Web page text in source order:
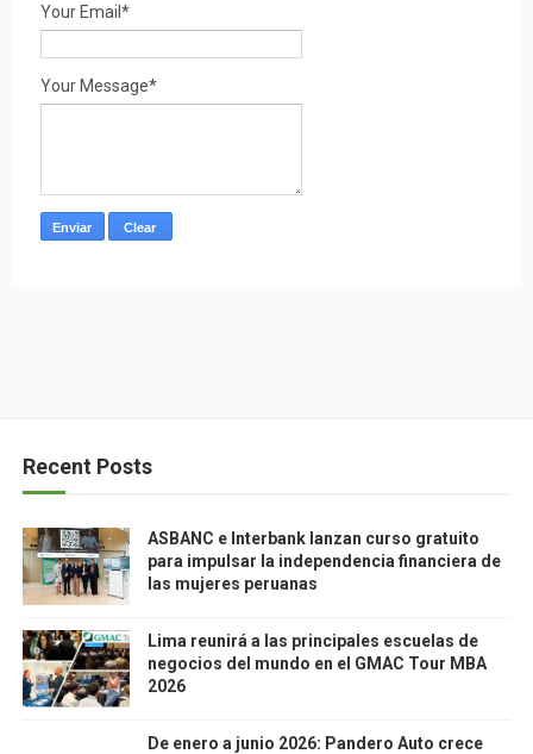
Your Email*
Your Message*
Recent Posts
ASBANC e Interbank lanzan curso gratuito
para impulsar la independencia financiera de
las mujeres peruanas
Lima reunirá a las principales escuelas de
negocios del mundo en el GMAC Tour MBA
2026
De enero a junio 2026: Pandero Auto crece